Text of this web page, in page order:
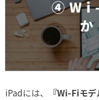
iPadには、
『Wi-Fiモ